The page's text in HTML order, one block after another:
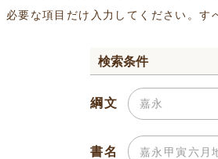
必要な項目だけ入力してください。
検索条件
綱文
書名